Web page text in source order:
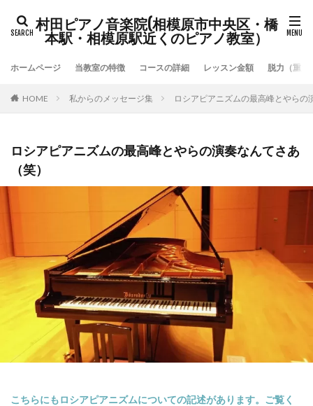
村田ピアノ音楽院(相模原市中央区・橋
本駅・相模原駅近くのピアノ教室）
ホームページ 当教室の特徴 コースの詳細 レッスン金額 脱力（重力
HOME 私からのメッセージ集 ロシアピアニズムの最高峰とやらの
ロシアピアニズムの最高峰とやらの演奏なんてさあ
（笑）
こちらにもロシアピアニズムについての記述があります。ご覧く